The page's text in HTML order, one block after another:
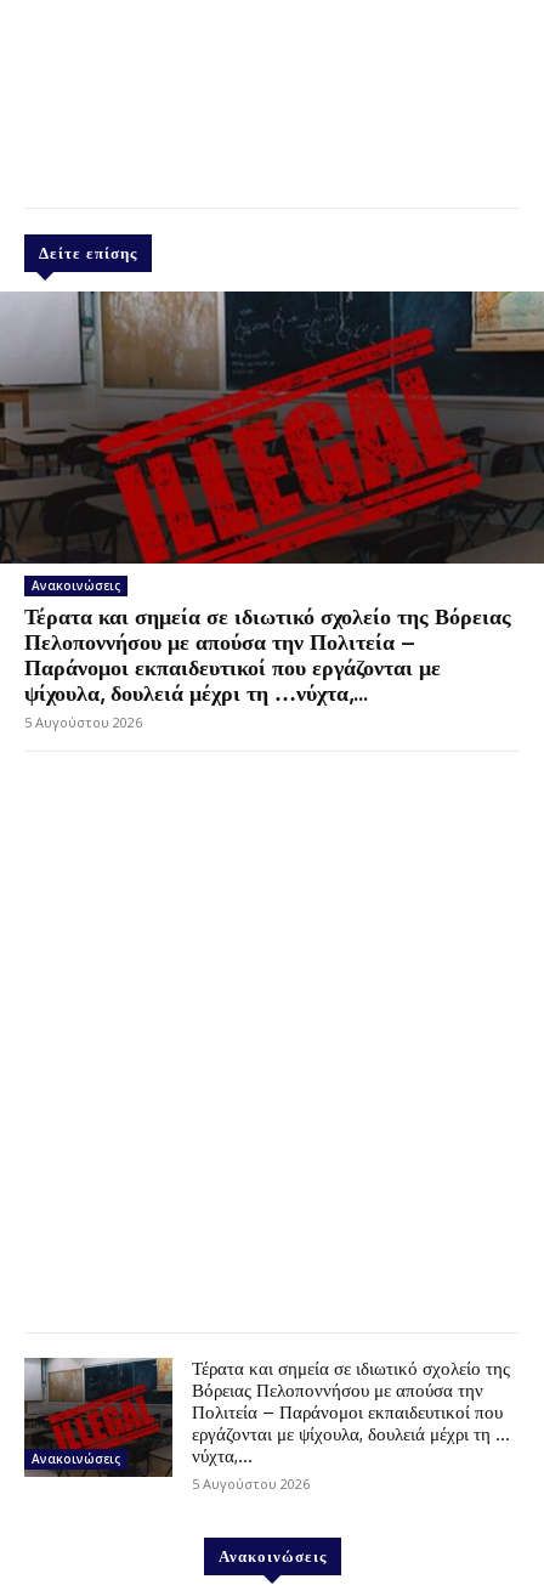
Δείτε επίσης
Ανακοινώσεις
Τέρατα και σημεία σε ιδιωτικό σχολείο της Βόρειας
Πελοποννήσου με απούσα την Πολιτεία –
Παράνομοι εκπαιδευτικοί που εργάζονται με
ψίχουλα, δουλειά μέχρι τη …νύχτα,...
5 Αυγούστου 2026
Ανακοινώσεις
Τέρατα και σημεία σε ιδιωτικό σχολείο της
Βόρειας Πελοποννήσου με απούσα την
Πολιτεία – Παράνομοι εκπαιδευτικοί που
εργάζονται με ψίχουλα, δουλειά μέχρι τη …
νύχτα,...
5 Αυγούστου 2026
Ανακοινώσεις